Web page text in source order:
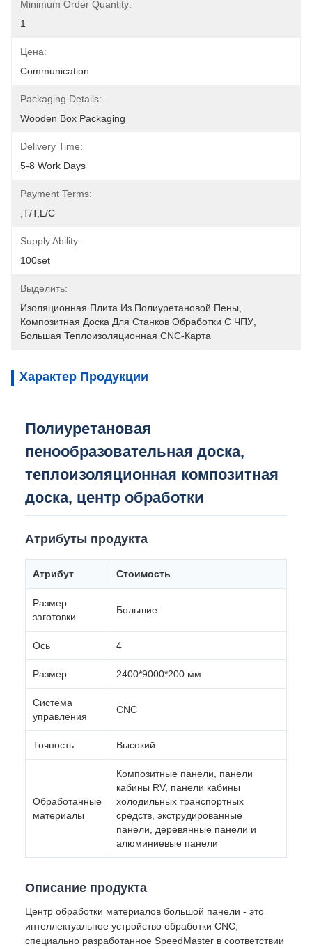
Minimum Order Quantity:
1
Цена:
Communication
Packaging Details:
Wooden Box Packaging
Delivery Time:
5-8 Work Days
Payment Terms:
,T/T,L/C
Supply Ability:
100set
Выделить:
Изоляционная Плита Из Полиуретановой Пены
Композитная Доска Для Станков Обработки С ЧПУ
Большая Теплоизоляционная CNC-Карта
Характер Продукции
Полиуретановая
пенообразовательная доска,
теплоизоляционная композитная
доска, центр обработки
Атрибуты продукта
Атрибут Стоимость
Размер
заготовки
Большие
Ось 4
Размер 2400*9000*200 мм
Система
управления
CNC
Точность Высокий
Обработанные
материалы
Композитные панели, панели
кабины RV, панели кабины
холодильных транспортных
средств, экструдированные
панели, деревянные панели и
алюминиевые панели
Описание продукта
Центр обработки материалов большой панели - это
интеллектуальное устройство обработки CNC,
специально разработанное SpeedMaster в соответствии